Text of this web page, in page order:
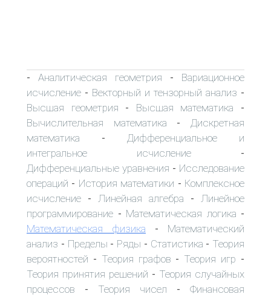
- Аналитическая геометрия - Вариационное
исчисление - Векторный и тензорный анализ -
Высшая геометрия - Высшая математика -
Вычислительная математика - Дискретная
математика - Дифференциальное и
интегральное исчисление -
Дифференциальные уравнения - Исследование
операций - История математики - Комплексное
исчисление - Линейная алгебра -
Линейное
программирование - Математическая логика -
Математическая физика - Математический
анализ - Пределы - Ряды - Статистика - Теория
вероятностей - Теория графов - Теория игр -
Теория принятия решений - Теория случайных
процессов - Теория чисел - Финансовая